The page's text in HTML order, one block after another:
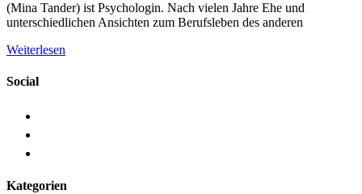
(Mina Tander) ist Psychologin. Nach vielen Jahre Ehe und
unterschiedlichen Ansichten zum Berufsleben des anderen
Weiterlesen
Social
Kategorien